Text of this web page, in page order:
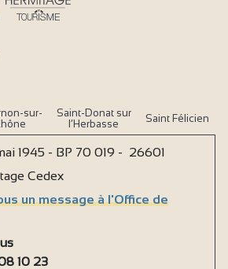
sur-
Saint-Donat sur
l’Herbasse
Saint Félicien
1945 - BP 70 019 - 26601
Cedex
un message à l'Office de
10 23